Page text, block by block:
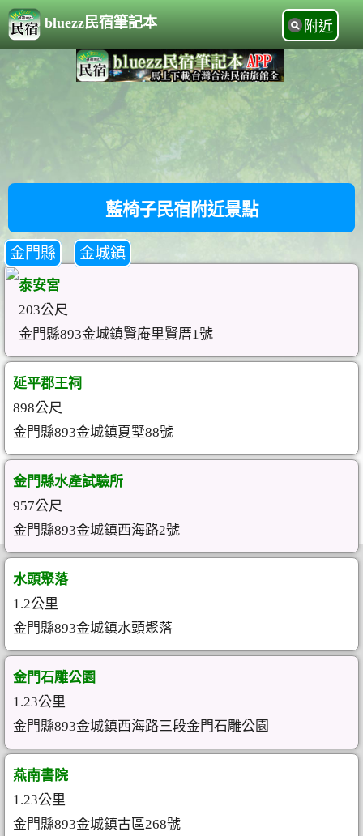
bluezz民宿筆記本 附近
藍椅子民宿附近景點
金門縣 金城鎮
泰安宮
203公尺
金門縣893金城鎮賢庵里賢厝1號
延平郡王祠
898公尺
金門縣893金城鎮夏墅88號
金門縣水產試驗所
957公尺
金門縣893金城鎮西海路2號
水頭聚落
1.2公里
金門縣893金城鎮水頭聚落
金門石雕公園
1.23公里
金門縣893金城鎮西海路三段金門石雕公園
燕南書院
1.23公里
金門縣893金城鎮古區268號